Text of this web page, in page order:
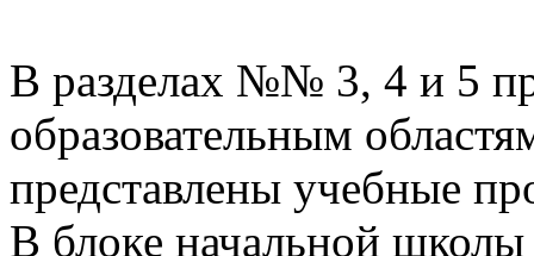
В разделах №№ 3, 4 и 5
образовательным
представлены учебные
В блоке начальной